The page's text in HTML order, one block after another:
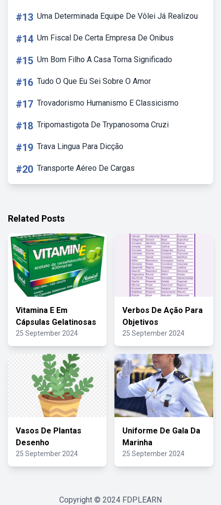
#13 Uma Determinada Equipe De Vôlei Já Realizou
#14 Um Fiscal De Certa Empresa De Onibus
#15 Um Bom Filho A Casa Torna Significado
#16 Tudo O Que Eu Sei Sobre O Amor
#17 Trovadorismo Humanismo E Classicismo
#18 Tripomastigota De Trypanosoma Cruzi
#19 Trava Lingua Para Dicção
#20 Transporte Aéreo De Cargas
Related Posts
Vitamina E Em
Cápsulas Gelatinosas
25 September 2024
Verbos De Ação Para
Objetivos
25 September 2024
Vasos De Plantas
Desenho
25 September 2024
Uniforme De Gala Da
Marinha
25 September 2024
Copyright © 2024 FDPLEARN